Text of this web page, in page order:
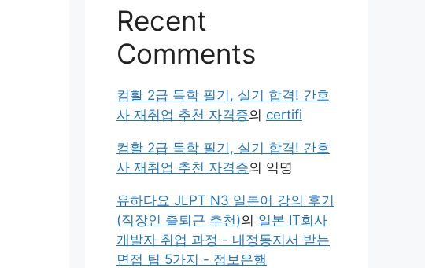
Recent
Comments
컴활 2급 독학 필기, 실기 합격! 간호
사 재취업 추천 자격증의 certifi
컴활 2급 독학 필기, 실기 합격! 간호
사 재취업 추천 자격증의 익명
유하다요 JLPT N3 일본어 강의 후기
(직장인 출퇴근 추천)의 일본 IT회사
개발자 취업 과정 - 내정통지서 받는
면접 팁 5가지 - 정보은행